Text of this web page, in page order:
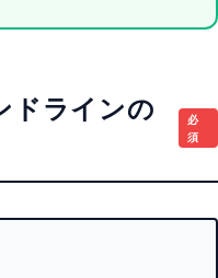
ラインの
必
須